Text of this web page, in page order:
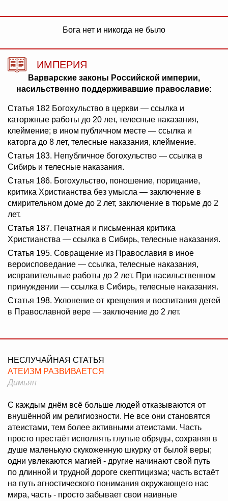
Бога нет и никогда не было
ИМПЕРИЯ
Варварские законы Российской империи,
насильственно поддерживавшие православие:
Статья 182 Богохульство в церкви — ссылка и
каторжные работы до 20 лет, телесные наказания,
клеймение; в ином публичном месте — ссылка и
каторга до 8 лет, телесные наказания, клеймение.
Статья 183. Непубличное богохульство — ссылка в
Сибирь и телесные наказания.
Статья 186. Богохульство, поношение, порицание,
критика Христианства без умысла — заключение в
смирительном доме до 2 лет, заключение в тюрьме до 2
лет.
Статья 187. Печатная и письменная критика
Христианства — ссылка в Сибирь, телесные наказания.
Статья 195. Совращение из Православия в иное
вероисповедание — ссылка, телесные наказания,
исправительные работы до 2 лет. При насильственном
принуждении — ссылка в Сибирь, телесные наказания.
Статья 198. Уклонение от крещения и воспитания детей
в Православной вере — заключение до 2 лет.
НЕСЛУЧАЙНАЯ СТАТЬЯ
АТЕИЗМ РАЗВИВАЕТСЯ
Димьян
С каждым днём всё больше людей отказываются от
внушённой им религиозности. Не все они становятся
атеистами, тем более активными атеистами. Часть
просто престаёт исполнять глупые обряды, сохраняя в
душе маленькую скукоженную шкурку от былой веры;
одни увлекаются магией - другие начинают свой путь
по длинной и трудной дороге скептицизма; часть встаёт
на путь агностического понимания окружающего нас
мира, часть - просто забывает свои наивные